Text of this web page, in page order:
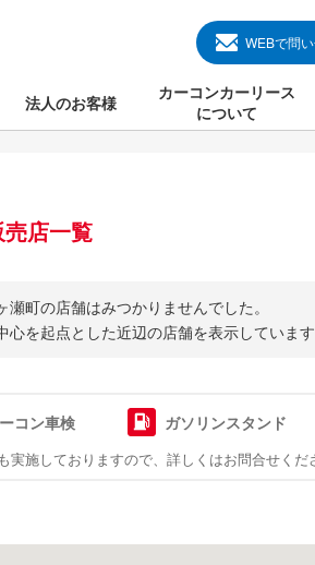
WEBで問
法人のお客様
カーコンカーリース
について
よくある質問
店一覧
町の店舗はみつかりませんでした。
心を起点とした近辺の店舗を表示していま
コン車検 ガソリンスタンド
施しておりますので、詳しくはお問合せくだ